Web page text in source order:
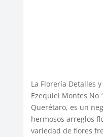
La Florería Detalles
Ezequiel Montes No
Querétaro, es un
hermosos arreglos
variedad de flores